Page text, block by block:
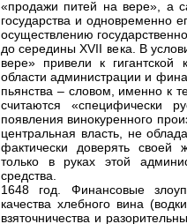
«продажи питей на вере», а
государства и одновременно
осуществлению
до середины XVII века. В
вере» привели к гигантской
области администрации и
пьянства – словом, именно к
считаются «специфически
появления винокуренного
центральная власть, не
фактически доверять своей
только в руках этой
средства.
1648 год. Финансовые
качества хлебного вина
взяточничества и